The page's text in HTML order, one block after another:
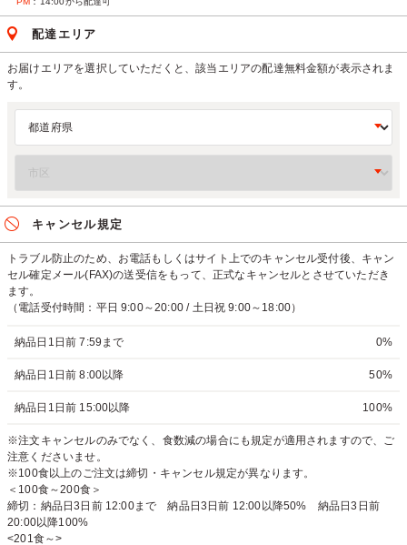
配達エリア
お届けエリアを選択していただくと、該当エリアの配達無料金額が表示されま
す。
キャンセル規定
トラブル防止のため、お電話もしくはサイト上でのキャンセル受付後、キャン
セル確定メール(FAX)の送受信をもって、正式なキャンセルとさせていただき
ます。
（電話受付時間：平日 9:00～20:00 / 土日祝 9:00～18:00）
納品日1日前 7:59まで 0%
納品日1日前 8:00以降 50%
納品日1日前 15:00以降 100%
※注文キャンセルのみでなく、食数減の場合にも規定が適用されますので、ご
注意くださいませ。
※100食以上のご注文は締切・キャンセル規定が異なります。
＜100食～200食＞
締切：納品日3日前 12:00まで 納品日3日前 12:00以降50% 納品日3日前
20:00以降100%
<201食～>